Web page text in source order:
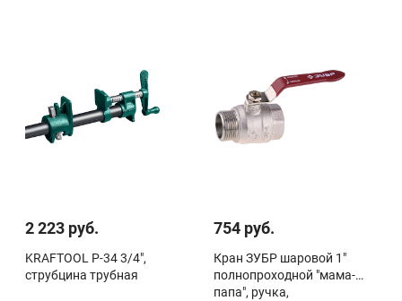
2 223 руб.
KRAFTOOL P-34 3/4",
струбцина трубная
754 руб.
Кран ЗУБР шаровой 1"
полнопроходной "мама-
папа", ручка,